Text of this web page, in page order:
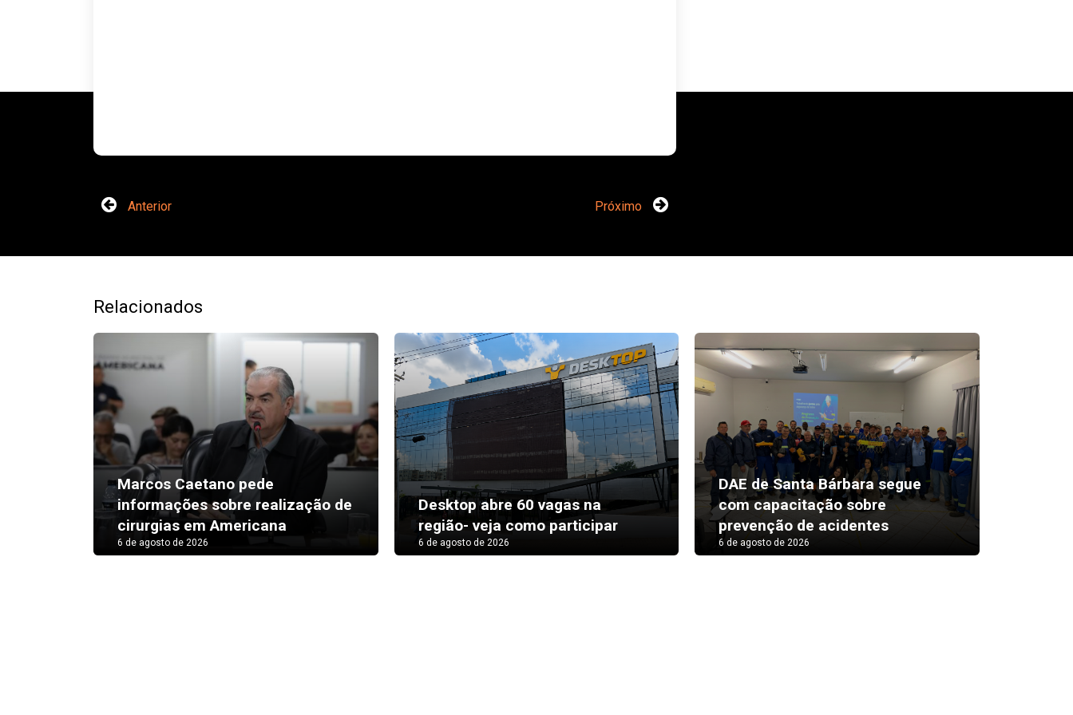
Anterior Próximo
Relacionados
Marcos Caetano pede
informações sobre realização de
cirurgias em Americana
6 de agosto de 2026
Desktop abre 60 vagas na
região- veja como participar
6 de agosto de 2026
DAE de Santa Bárbara segue
com capacitação sobre
prevenção de acidentes
6 de agosto de 2026